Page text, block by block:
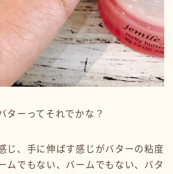
ターってそれでかな？
じ、手に伸ばす感じがバターの粘度
ムでもない、バームでもない、バタ